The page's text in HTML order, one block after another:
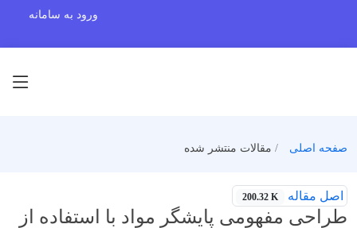
ورود به سامانه
صفحه اصلی مقالات منتشر شده
اصل مقاله 200.32 K
طراحی مفهومی پایشگر مواد با استفاده از